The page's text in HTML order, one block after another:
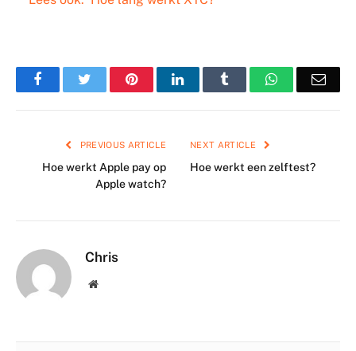
FacebookTwitter PinterestLinkedIn Tumblr WhatsApp
PREVIOUS ARTICLE
Hoe werkt Apple pay op
Apple watch?
NEXT ARTICLE
Hoe werkt een zelftest?
Chris
Website